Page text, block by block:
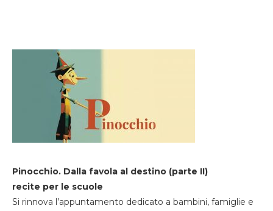
Pinocchio. Dalla favola al destino (parte II)
recite per le scuole
Si rinnova l’appuntamento dedicato a bambini, famiglie e